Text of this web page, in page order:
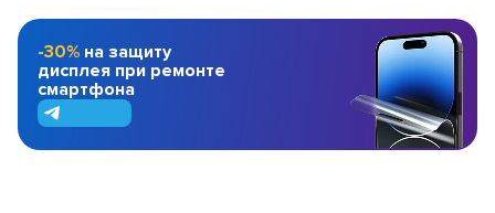
-30% на защиту
дисплея при ремонте
смартфона